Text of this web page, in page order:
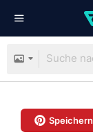
Speichern